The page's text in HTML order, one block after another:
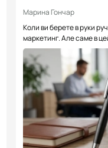
Марина Гончар
Коли ви берете в руки
маркетинг. Але саме в